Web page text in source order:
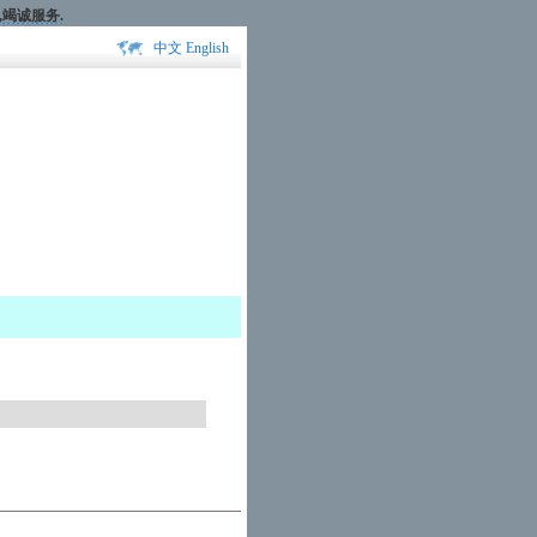
诚服务.
中文 English